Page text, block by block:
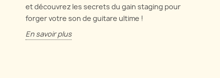
et découvrez les secrets du gain staging pour
forger votre son de guitare ultime !
En savoir plus